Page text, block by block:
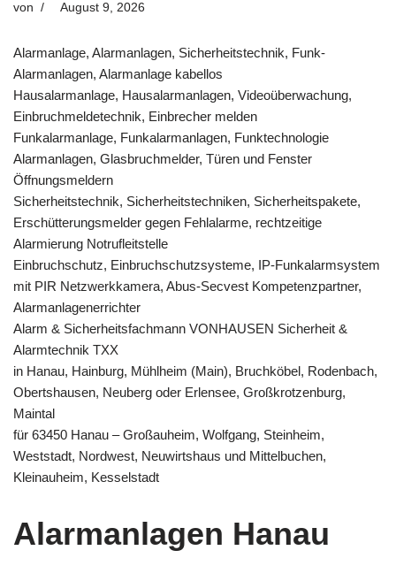
von August 9, 2026
Alarmanlage, Alarmanlagen, Sicherheitstechnik, Funk-
Alarmanlagen, Alarmanlage kabellos
Hausalarmanlage, Hausalarmanlagen, Videoüberwachung,
Einbruchmeldetechnik, Einbrecher melden
Funkalarmanlage, Funkalarmanlagen, Funktechnologie
Alarmanlagen, Glasbruchmelder, Türen und Fenster
Öffnungsmeldern
Sicherheitstechnik, Sicherheitstechniken, Sicherheitspakete,
Erschütterungsmelder gegen Fehlalarme, rechtzeitige
Alarmierung Notrufleitstelle
Einbruchschutz, Einbruchschutzsysteme, IP-Funkalarmsystem
mit PIR Netzwerkkamera, Abus-Secvest Kompetenzpartner,
Alarmanlagenerrichter
Alarm & Sicherheitsfachmann VONHAUSEN Sicherheit &
Alarmtechnik TXX
in Hanau, Hainburg, Mühlheim (Main), Bruchköbel, Rodenbach,
Obertshausen, Neuberg oder Erlensee, Großkrotzenburg,
Maintal
für 63450 Hanau – Großauheim, Wolfgang, Steinheim,
Weststadt, Nordwest, Neuwirtshaus und Mittelbuchen,
Kleinauheim, Kesselstadt
Alarmanlagen Hanau